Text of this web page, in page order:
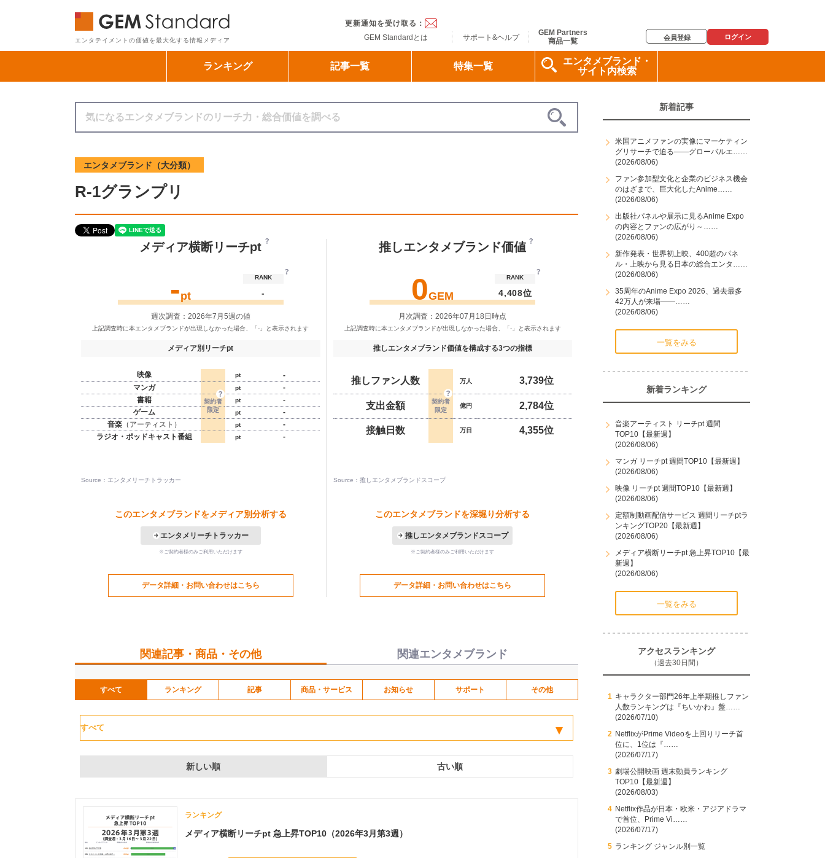
エンタテイメントの価値を最大化する情報メディア
更新通知を受け取る：
GEM Standardとは
サポート&ヘルプ
GEM Partners
商品一覧
会員登録 ログイン
ランキング 記事一覧 特集一覧
エンタメブランド・
サイト内検索
エンタメブランド（大分類）
R-1グランプリ
メディア横断リーチpt
-pt
RANK
-
週次調査：2026年7月5週の値
メディア別リーチpt
映像 pt
-
マンガ
pt
-
書籍
pt
-
ゲーム
pt
-
音楽 （アーティスト） pt
-
ラジオ・ポッドキャスト番組
pt -
Source：エンタメリーチトラッカー
このエンタメブランドをメディア別分析する
エンタメリーチトラッカー
※ご契約者様のみご利用いただけます
データ詳細・お問い合わせはこちら
推しエンタメブランド価値
0GEM
RANK
4,408位
月次調査：2026年07月18日時点
推しエンタメブランド価値を構成する3つの指標
推しファン人数 万人 3,739位
支出金額 億円 2,784位
接触日数 万日 4,355位
Source：推しエンタメブランドスコープ
このエンタメブランドを深堀り分析する
推しエンタメブランドスコープ
※ご契約者様のみご利用いただけます
データ詳細・お問い合わせはこちら
関連記事・商品・その他 関連エンタメブランド
すべて ランキング 記事 商品・サービス お知らせ サポート その他
新しい順 古い順
ランキング
メディア横断リーチpt 急上昇TOP10（2026年3月第3週）
新着記事
米国アニメファンの実像にマーケティン
グリサーチで迫る――グローバルエ……
(2026/08/06)
ファン参加型文化と企業のビジネス機会
のはざまで、巨大化したAnime……
(2026/08/06)
出版社パネルや展示に見るAnime Expo
の内容とファンの広がり～……
(2026/08/06)
新作発表・世界初上映、400超のパネ
ル・上映から見る日本の総合エンタ……
(2026/08/06)
35周年のAnime Expo 2026、過去最多
42万人が来場――……
(2026/08/06)
一覧をみる
新着ランキング
音楽アーティスト リーチpt 週間
TOP10【最新週】
(2026/08/06)
マンガ リーチpt 週間TOP10【最新週】
(2026/08/06)
映像 リーチpt 週間TOP10【最新週】
(2026/08/06)
定額制動画配信サービス 週間リーチptラ
ンキングTOP20【最新週】
(2026/08/06)
メディア横断リーチpt 急上昇TOP10【最
新週】
(2026/08/06)
一覧をみる
アクセスランキング
（過去30日間）
キャラクター部門26年上半期推しファン
人数ランキングは『ちいかわ』盤……
(2026/07/10)
NetflixがPrime Videoを上回りリーチ首
位に、1位は『……
(2026/07/17)
劇場公開映画 週末動員ランキング
TOP10【最新週】
(2026/08/03)
Netflix作品が日本・欧米・アジアドラマ
で首位、Prime Vi……
(2026/07/17)
ランキング ジャンル別一覧